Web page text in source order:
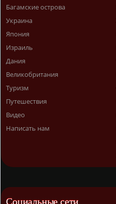
Багамские острова
Украина
Япония
Израиль
Дания
Великобритания
Туризм
Путешествия
Видео
Написать нам
Социальные сети